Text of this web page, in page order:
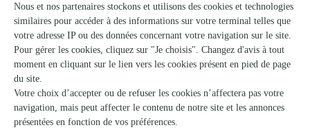
Flower
Bouchain
★ ★★★ ★4.1 (134)
108, rue Henri Bocquet
Voir la boutique